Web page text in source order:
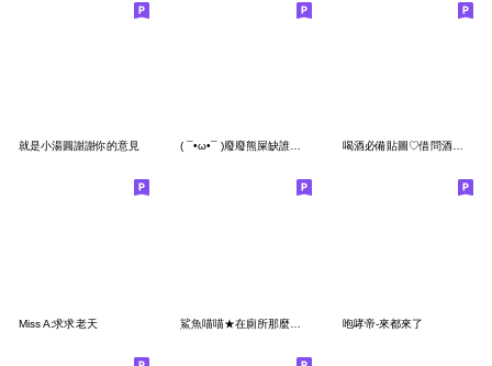
就是小湯圓謝謝你的意見 ( ¯•ω•¯ )廢廢熊屎缺誰愛誰來 喝酒必備貼圖♡借問酒家何處有?3.14159
Miss A:求求老天 咆哮帝-來都來了